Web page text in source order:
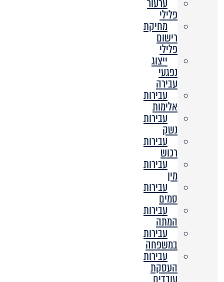
פלילי
מחיקת
רישום
פלילי
ייצוג
נפגעי
עבירה
עבירות
אלימות
עבירות
נשק
עבירות
רכוש
עבירות
מין
עבירות
סמים
עבירות
המתה
עבירות
במשפחה
עבירות
העסקת